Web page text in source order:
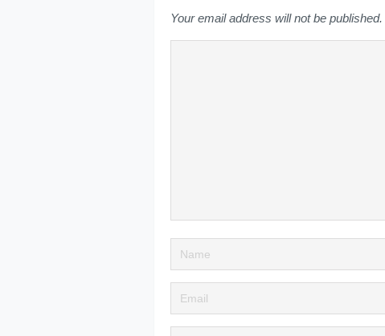
Your email address will not be published.